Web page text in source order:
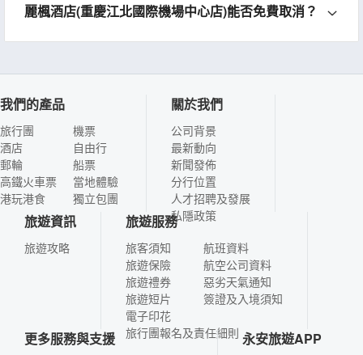
麗楓酒店(重慶江北國際機場中心店)能否免費取消？
我們的產品
旅行團
酒店
郵輪
高鐵火車票
港玩港食
機票
自由行
船票
當地體驗
獨立包團
關於我們
公司背景
最新動向
新聞發佈
分行位置
人才招聘及發展
私隱政策
旅遊資訊
旅遊攻略
旅遊服務
旅客須知
旅遊保險
旅遊禮券
旅遊短片
電子印花
航班資料
航空公司資料
惡劣天氣通知
簽證及入境須知
旅行團報名及責任細則
更多服務與支援 永安旅遊APP